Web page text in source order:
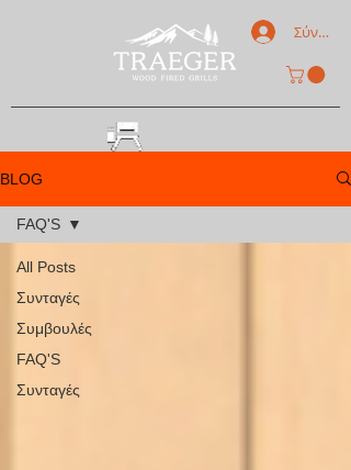
Σύνδεση
BLOG
All Posts
Συνταγές
Συμβουλές
FAQ'S
Συνταγές
FAQ'S